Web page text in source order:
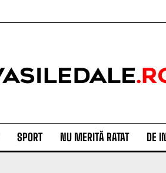
SPORT NU MERITĂ RATAT DE